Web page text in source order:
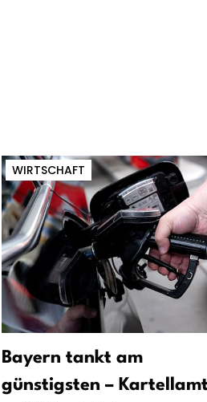
WIRTSCHAFT
Bayern tankt am
günstigsten –